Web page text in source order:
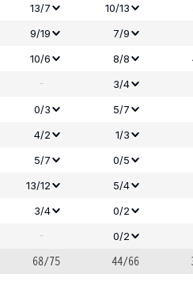
13/7 10/13
9/19
7/9
10/6 8/8
-
3/4
0/3 5/7
4/2
1/3
5/7 0/5
13/12 5/4
3/4 0/2
- 0/2
68/75 44/66